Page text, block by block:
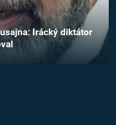
Irácký diktátor